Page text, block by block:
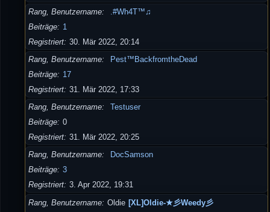
Rang, Benutzername
.#Wh4T™♫
Beiträge
1
Registriert 30. Mär 2022, 20:14
Rang, Benutzername
Pest™BackfromtheDead
Beiträge
17
Registriert 31. Mär 2022, 17:33
Rang, Benutzername
Testuser
Beiträge 0
Registriert 31. Mär 2022, 20:25
Rang, Benutzername
DocSamson
Beiträge 3
Registriert 3. Apr 2022, 19:31
Rang, Benutzername Oldie [XL]Oldie-★彡Weedy彡